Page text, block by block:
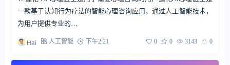
一款基于认知行为疗法的智能心理咨询应用，通过人工智能技术，
为用户提供专业的…
Hai 人工智能 下午2:21 0 0 3143 0